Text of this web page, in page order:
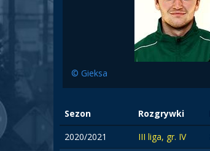
© Gieksa
Sezon Rozgrywki
2020/2021
III liga, gr. IV